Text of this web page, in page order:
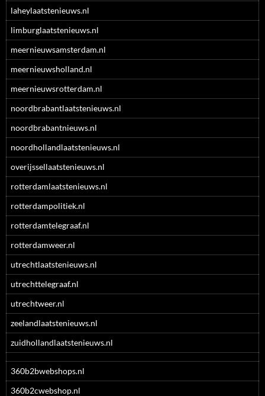
laheylaatstenieuws.nl
limburglaatstenieuws.nl
meernieuwsamsterdam.nl
meernieuwsholland.nl
meernieuwsrotterdam.nl
noordbrabantlaatstenieuws.nl
noordbrabantnieuws.nl
noordhollandlaatstenieuws.nl
overijssellaatstenieuws.nl
rotterdamlaatstenieuws.nl
rotterdampolitiek.nl
rotterdamtelegraaf.nl
rotterdamweer.nl
utrechtlaatstenieuws.nl
utrechttelegraaf.nl
utrechtweer.nl
zeelandlaatstenieuws.nl
zuidhollandlaatstenieuws.nl
360b2bwebshops.nl
360b2cwebshop.nl